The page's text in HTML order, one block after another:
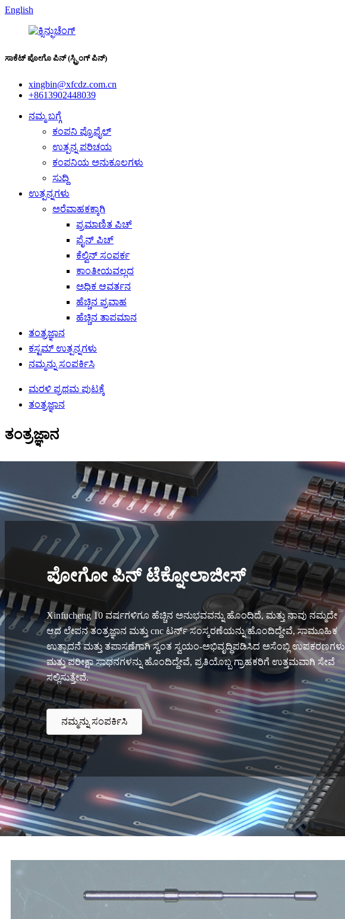
English
ಸಾಕೆಟ್ ಪೋಗೊ ಪಿನ್ (ಸ್ಪ್ರಿಂಗ್ ಪಿನ್)
xingbin@xfcdz.com.cn
+8613902448039
ನಮ್ಮ ಬಗ್ಗೆ
ಕಂಪನಿ ಪ್ರೊಫೈಲ್
ಉತ್ಪನ್ನ ಪರಿಚಯ
ಕಂಪನಿಯ ಅನುಕೂಲಗಳು
ಸುದ್ದಿ
ಉತ್ಪನ್ನಗಳು
ಅರೆವಾಹಕಕ್ಕಾಗಿ
ಪ್ರಮಾಣಿತ ಪಿಚ್
ಫೈನ್ ಪಿಚ್
ಕೆಲ್ವಿನ್ ಸಂಪರ್ಕ
ಕಾಂತೀಯವಲ್ಲದ
ಅಧಿಕ ಆವರ್ತನ
ಹೆಚ್ಚಿನ ಪ್ರವಾಹ
ಹೆಚ್ಚಿನ ತಾಪಮಾನ
ತಂತ್ರಜ್ಞಾನ
ಕಸ್ಟಮ್ ಉತ್ಪನ್ನಗಳು
ನಮ್ಮನ್ನು ಸಂಪರ್ಕಿಸಿ
ಮರಳಿ ಪ್ರಥಮ ಪುಟಕ್ಕೆ
ತಂತ್ರಜ್ಞಾನ
ತಂತ್ರಜ್ಞಾನ
ಪೋಗೋ ಪಿನ್ ಟೆಕ್ನೋಲಾಜೀಸ್
Xinfucheng 10 ವರ್ಷಗಳಿಗೂ ಹೆಚ್ಚಿನ ಅನುಭವವನ್ನು ಹೊಂದಿದೆ, ಮತ್ತು ನಾವು ನಮ್ಮದೇ
ಆದ ಲೇಪನ ತಂತ್ರಜ್ಞಾನ ಮತ್ತು cnc ಟರ್ನ್ ಸಂಸ್ಕರಣೆಯನ್ನು ಹೊಂದಿದ್ದೇವೆ, ಸಾಮೂಹಿಕ
ಉತ್ಪಾದನೆ ಮತ್ತು ತಪಾಸಣೆಗಾಗಿ ಸ್ವಂತ ಸ್ವಯಂ-ಅಭಿವೃದ್ಧಿಪಡಿಸಿದ ಅಸೆಂಬ್ಲಿ ಉಪಕರಣಗಳು
ಮತ್ತು ಪರೀಕ್ಷಾ ಸಾಧನಗಳನ್ನು ಹೊಂದಿದ್ದೇವೆ, ಪ್ರತಿಯೊಬ್ಬ ಗ್ರಾಹಕರಿಗೆ ಉತ್ತಮವಾಗಿ ಸೇವೆ
ಸಲ್ಲಿಸುತ್ತೇವೆ.
ನಮ್ಮನ್ನು ಸಂಪರ್ಕಿಸಿ